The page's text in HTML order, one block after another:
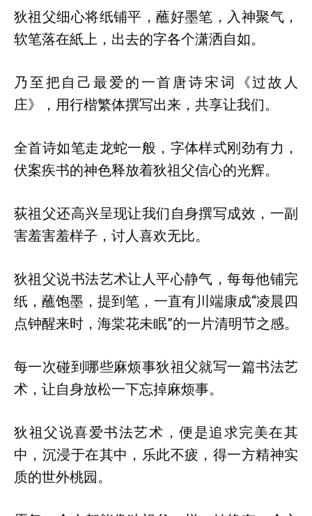
狄祖父细心将纸铺平，蘸好墨笔，入神聚气，
软笔落在紙上，出去的字各个潇洒自如。
乃至把自己最爱的一首唐诗宋词《过故人
庄》，用行楷繁体撰写出来，共享让我们。
全首诗如笔走龙蛇一般，字体样式刚劲有力，
伏案疾书的神色释放着狄祖父信心的光辉。
荻祖父还高兴呈现让我们自身撰写成效，一副
害羞害羞样子，讨人喜欢无比。
狄祖父说书法艺术让人平心静气，每每他铺完
纸，蘸饱墨，提到笔，一直有川端康成“凌晨四
点钟醒来时，海棠花未眠”的一片清明节之感。
每一次碰到哪些麻烦事狄祖父就写一篇书法艺
术，让自身放松一下忘掉麻烦事。
狄祖父说喜爱书法艺术，便是追求完美在其
中，沉浸于在其中，乐此不疲，得一方精神实
质的世外桃园。